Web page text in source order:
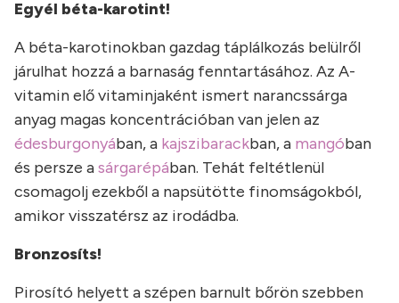
Egyél béta-karotint!
A béta-karotinokban gazdag táplálkozás belülről
járulhat hozzá a barnaság fenntartásához. Az A-
vitamin elő vitaminjaként ismert narancssárga
anyag magas koncentrációban van jelen az
édesburgonyában, a kajszibarackban, a mangóban
és persze asárgarépában. Tehát feltétlenül
csomagolj ezekből a napsütötte finomságokból,
amikor visszatérsz az irodádba.
Bronzosíts!
Pirosító helyett a szépen barnult bőrön szebben